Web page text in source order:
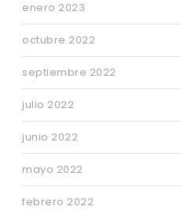
enero 2023
octubre 2022
septiembre 2022
julio 2022
junio 2022
mayo 2022
febrero 2022